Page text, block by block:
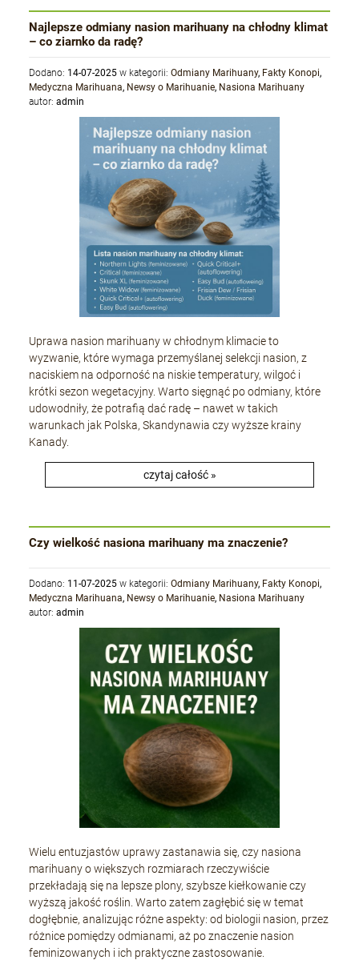
Najlepsze odmiany nasion marihuany na chłodny klimat
– co ziarnko da radę?
Dodano: 14-07-2025 w kategorii:Odmiany Marihuany, Fakty Konopi,
Medyczna Marihuana, Newsy o Marihuanie, Nasiona Marihuany
autor:admin
Uprawa nasion marihuany w chłodnym klimacie to
wyzwanie, które wymaga przemyślanej selekcji nasion, z
naciskiem na odporność na niskie temperatury, wilgoć i
krótki sezon wegetacyjny. Warto sięgnąć po odmiany, które
udowodniły, że potrafią dać radę – nawet w takich
warunkach jak Polska, Skandynawia czy wyższe krainy
Kanady.
czytaj całość »
Czy wielkość nasiona marihuany ma znaczenie?
Dodano: 11-07-2025 w kategorii:Odmiany Marihuany, Fakty Konopi,
Medyczna Marihuana, Newsy o Marihuanie, Nasiona Marihuany
autor:admin
Wielu entuzjastów uprawy zastanawia się, czy nasiona
marihuany o większych rozmiarach rzeczywiście
przekładają się na lepsze plony, szybsze kiełkowanie czy
wyższą jakość roślin. Warto zatem zagłębić się w temat
dogłębnie, analizując różne aspekty: od biologii nasion, przez
różnice pomiędzy odmianami, aż po znaczenie nasion
feminizowanych i ich praktyczne zastosowanie.